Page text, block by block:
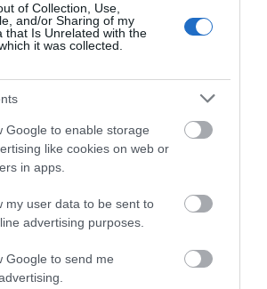
of Collection, Use,
and/or Sharing of my
that Is Unrelated with the
it was collected.
Google to enable storage
like cookies on web or
in apps.
my user data to be sent to
advertising purposes.
Google to send me
ειδήσεις για την Εύβοια
Κόσμοστοevima.gr
ΡΟΗ ΕΙΔΗΣΕΩΝ
ψάρια
θα κάνετε το